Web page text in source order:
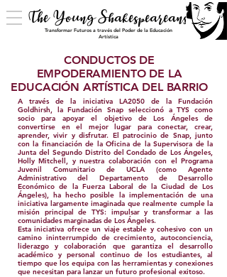
The Young Shakespeareans
Transformar Futuros a través del Poder de la Educación
Artística
CONDUCTOS DE
EMPODERAMIENTO DE LA
EDUCACIÓN ARTÍSTICA DEL BARRIO
A través de la iniciativa LA2050 de la Fundación
Goldhirsh, la Fundación Snap seleccionó a TYS como
socio para apoyar el objetivo de Los Ángeles de
convertirse en el mejor lugar para conectar, crear,
aprender, vivir y disfrutar. El patrocinio de Snap, junto
con la financiación de la Oficina de la Supervisora de la
Junta del Segundo Distrito del Condado de Los Ángeles,
Holly Mitchell, y nuestra colaboración con el Programa
Juvenil Comunitario de UCLA (como Agente
Administrativo del Departamento de Desarrollo
Económico de la Fuerza Laboral de la Ciudad de Los
Ángeles), ha hecho posible la implementación de una
iniciativa largamente imaginada que realmente cumple la
misión principal de TYS: impulsar y transformar a las
comunidades marginadas de Los Ángeles.
Esta iniciativa ofrece un viaje estable y cohesivo con un
camino ininterrumpido de crecimiento, autoconciencia,
liderazgo y colaboración que garantiza el desarrollo
académico y personal continuo de los estudiantes, al
tiempo que los equipa con las herramientas y conexiones
que necesitan para lanzar un futuro profesional exitoso.